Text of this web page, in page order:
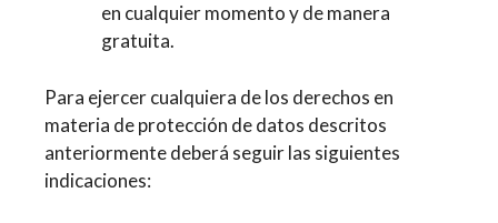
en cualquier momento y de manera
gratuita.
Para ejercer cualquiera de los derechos en
materia de protección de datos descritos
anteriormente deberá seguir las siguientes
indicaciones: